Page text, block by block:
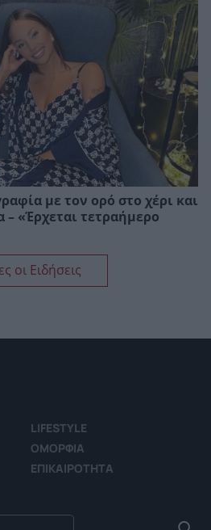
με τον ορό στο χέρι και
«Έρχεται τετραήμερο
οι Ειδήσεις
LIFESTYLE
ΟΜΟΡΦΙΑ
ΕΠΙΚΑΙΡΟΤΗΤΑ